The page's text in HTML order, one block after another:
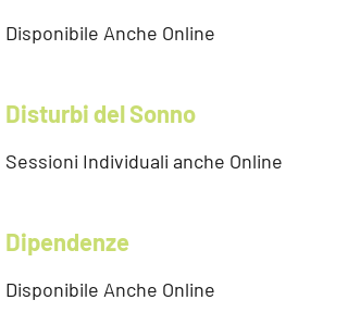
Disponibile Anche Online
Disturbi del Sonno
Sessioni Individuali anche Online
Dipendenze
Disponibile Anche Online